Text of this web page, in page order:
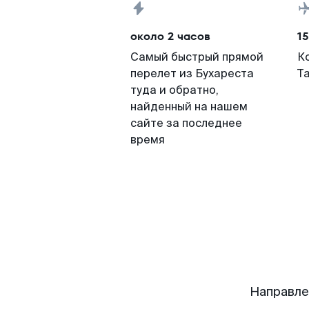
около 2 часов
Самый быстрый прямой
перелет из Бухареста
туда и обратно,
найденный на нашем
сайте за последнее
время
15